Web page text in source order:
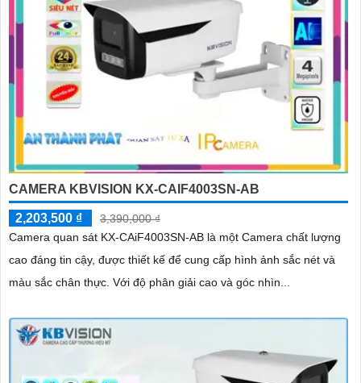
CAMERA KBVISION KX-CAIF4003SN-AB
2,203,500 ₫
3,390,000 ₫
Camera quan sát KX-CAiF4003SN-AB là một Camera chất lượng
cao đáng tin cậy, được thiết kế để cung cấp hình ảnh sắc nét và
màu sắc chân thực. Với độ phân giải cao và góc nhìn...